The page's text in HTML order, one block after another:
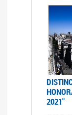
2021"